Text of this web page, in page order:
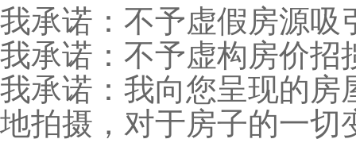
我承诺：不予虚假房源吸
我承诺：不予虚构房价招
我承诺：我向您呈现的房
地拍摄，对于房子的一切